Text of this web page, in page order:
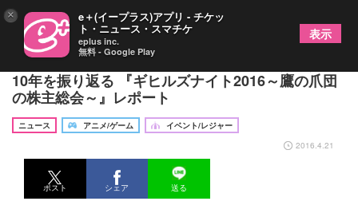
FROGMANが「鷹の爪」団員とともに駆け抜けた
10年を振り返る 『ギヒルズナイト2016～鷹の爪団
の株主総会～』レポート
ニュース アニメ/ゲーム
イベント/レジャー
2016.4.21
ポスト シェア 送る
× e＋(イープラス)アプリ - チケッ
ト・ニュース・スマチケ
eplus inc.
無料 - Google Play
表示